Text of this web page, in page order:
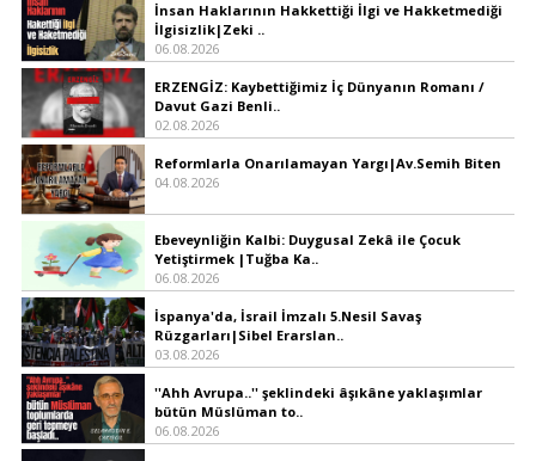
İnsan Haklarının Hakkettiği İlgi ve Hakketmediği
İlgisizlik|Zeki ..
06.08.2026
ERZENGİZ: Kaybettiğimiz İç Dünyanın Romanı /
Davut Gazi Benli..
02.08.2026
Reformlarla Onarılamayan Yargı|Av.Semih Biten
04.08.2026
Ebeveynliğin Kalbi: Duygusal Zekâ ile Çocuk
Yetiştirmek |Tuğba Ka..
06.08.2026
İspanya'da, İsrail İmzalı 5.Nesil Savaş
Rüzgarları|Sibel Erarslan..
03.08.2026
''Ahh Avrupa..'' şeklindeki âşıkâne yaklaşımlar
bütün Müslüman to..
06.08.2026